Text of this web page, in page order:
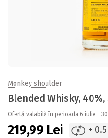
Monkey shoulder
Blended Whisky,
Ofertă valabilă în perioada 6 iulie -
219,99 Lei +